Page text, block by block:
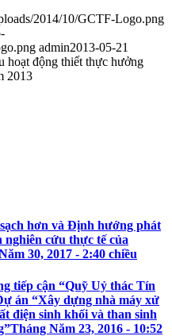
2014/10/GCTF-Logo.png
admin2013-05-21
hoạt động thiết thực hưởng
2013
hơn và Định hướng phát
cứu thực tế của
30, 2017 - 2:40 chiều
tiếp cận “Quỹ Uỷ thác Tín
án “Xây dựng nhà máy xử
điện sinh khối và than sinh
Tháng Năm 23, 2016 - 10:52